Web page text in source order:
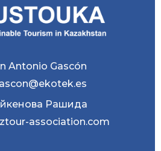
Antonio Gascón
Рашида
association.com